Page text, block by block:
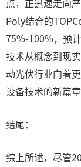
点，正迅速走向
Poly结合的
75%-100%，预
技术从概念到现
动光伏行业向着
设备技术的新篇章
结尾：
综上所述，尽管